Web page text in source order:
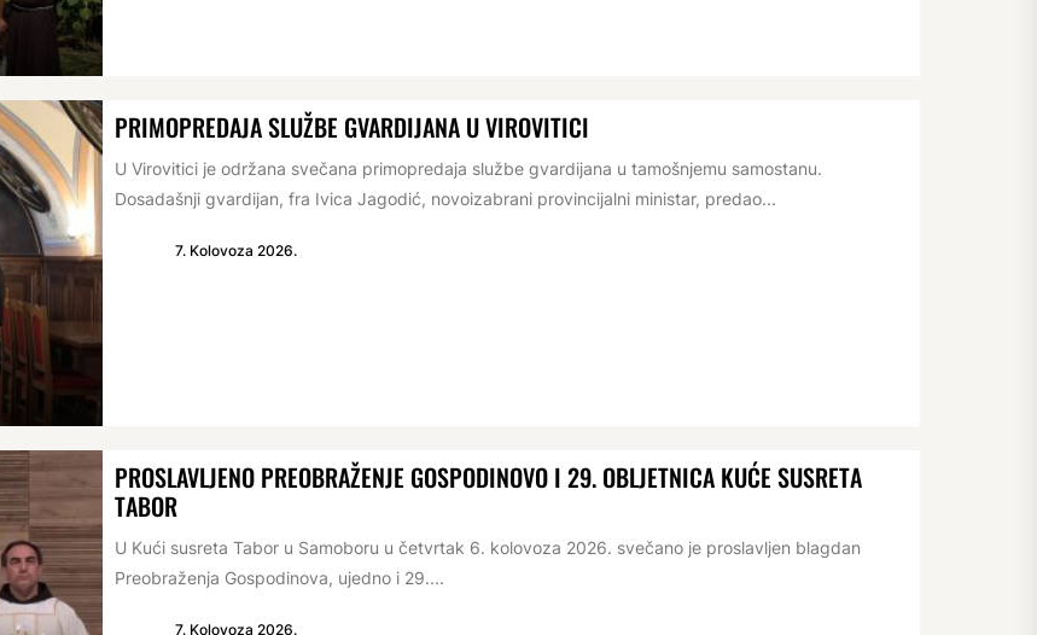
PRIMOPREDAJA SLUŽBE GVARDIJANA U VIROVITICI
U Virovitici je održana svečana primopredaja službe gvardijana u tamošnjemu samostanu.
Dosadašnji gvardijan, fra Ivica Jagodić, novoizabrani provincijalni ministar, predao...
7. Kolovoza 2026.
PROSLAVLJENO PREOBRAŽENJE GOSPODINOVO I 29. OBLJETNICA KUĆE SUSRETA
TABOR
U Kući susreta Tabor u Samoboru u četvrtak 6. kolovoza 2026. svečano je proslavljen blagdan
Preobraženja Gospodinova, ujedno i 29....
7. Kolovoza 2026.